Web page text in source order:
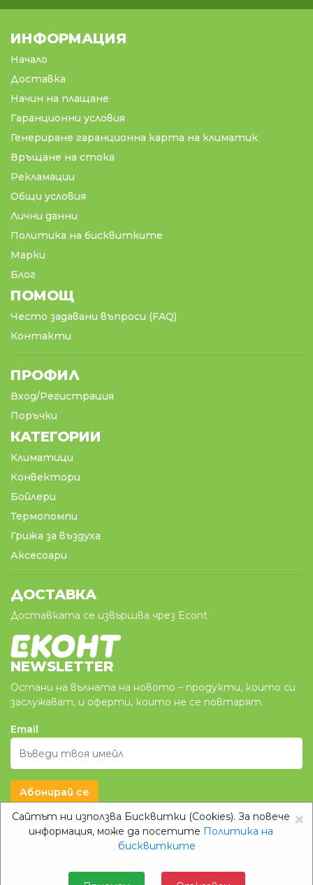
×
Сайтът ни използва Бисквитки (Cookies). За повече
информация, може да посетите Политика на
бисквитките
ИНФОРМАЦИЯ
Начало
Доставка
Начин на плащане
Гаранционни условия
Генериране гаранционна карта на климатик
Връщане на стока
Рекламации
Общи условия
Лични данни
Политика на бисквитките
Марки
Блог
ПОМОЩ
Често задавани въпроси (FAQ)
Контакти
ПРОФИЛ
Вход/Регистрация
Поръчки
КАТЕГОРИИ
Климатици
Конвектори
Бойлери
Термопомпи
Грижа за въздуха
Аксесоари
ДОСТАВКА
Доставката се извършва чрез Econt
NEWSLETTER
Остани на вълната на новото – продукти, които си
заслужават, и оферти, които не се повтарят.
Email
Абонирай се
Klimazon.BG
Copyright © 2026 Klimazon.bg
Изработка на онлайн